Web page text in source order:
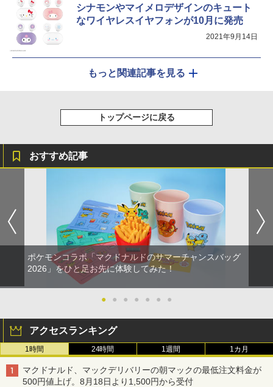
シナモンやマイメロデザインのキュート
なワイヤレスイヤフォンが10月に発売
2021年9月14日
もっと関連記事を見る
トップページに戻る
おすすめ記事
ポケモンコラボ「マクドナルドのサマーチャンスバッグ
2026」をひと足お先に体験してみた！
● ● ● ● ● ● ●
アクセスランキング
1時間 24時間 1週間 1カ月
マクドナルド、マックデリバリーの朝マックの最低注文料金が
500円値上げ。8月18日より1,500円から受付